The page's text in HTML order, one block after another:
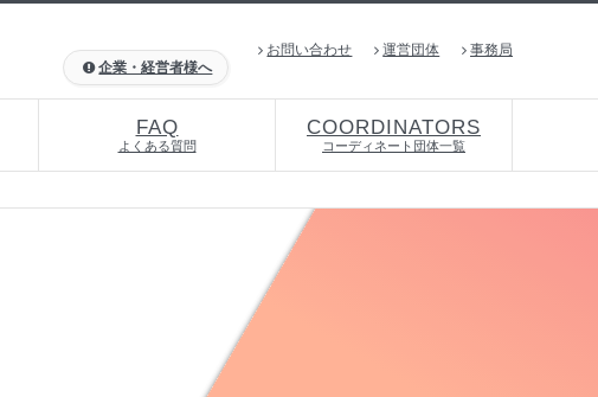
お問い合わせ 運営団体
事務局
企業・経営者様へ
FAQ
よくある質問
COORDINATORS
コーディネート団体一覧